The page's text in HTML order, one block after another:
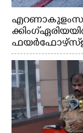
എറണാകുളം
ക്കിംഗ്
ഫയർഫോഴ്സ്
ക്കിറങ്ങി വരുന്നു